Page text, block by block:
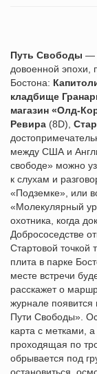
Путь Свободы —
довоенной эпохи,
Бостона:
кладбище
магазин «Олд-
Ревира (8D),
между США и
свободе» можно
к слухам и
«Подземке», или
«Молекулярный
охотника, когда
Добрососедстве
Стартовой точкой
плита в парке
месте встречи
расскажет о
журнале
Пути Свободы».
карта с метками, а
проходящая по
обрывается под